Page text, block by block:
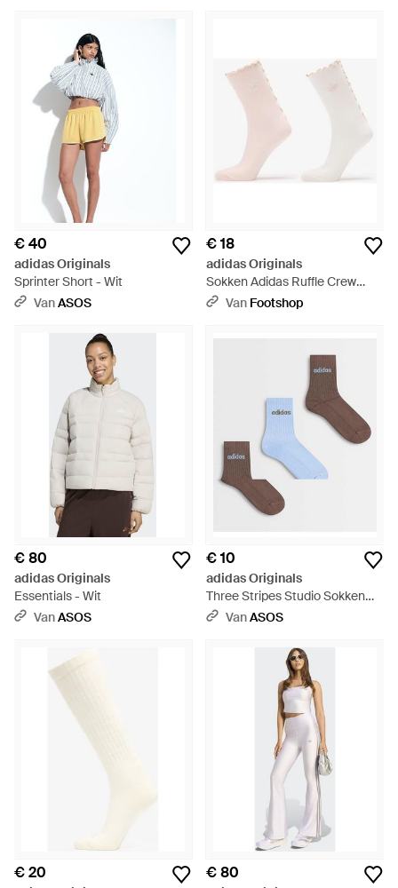
€ 40
adidas Originals
Sprinter Short - Wit
VanASOS
€ 18
adidas Originals
Sokken Adidas Ruffle Crew
Socks 2 Pairs Off/ Wonder
Van Footshop
€ 80
adidas Originals
Essentials - Wit
VanASOS
€ 10
adidas Originals
Three Stripes Studio Sokken
Met Ronde Hals - Wit
VanASOS
€ 20 € 80